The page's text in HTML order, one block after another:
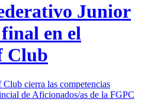
Junior
en el
Club